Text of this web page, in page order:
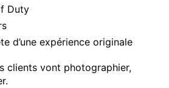
Duty
d’une expérience originale
clients vont photographier,